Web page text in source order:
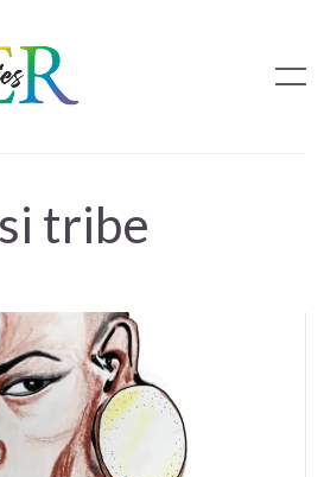
tribe